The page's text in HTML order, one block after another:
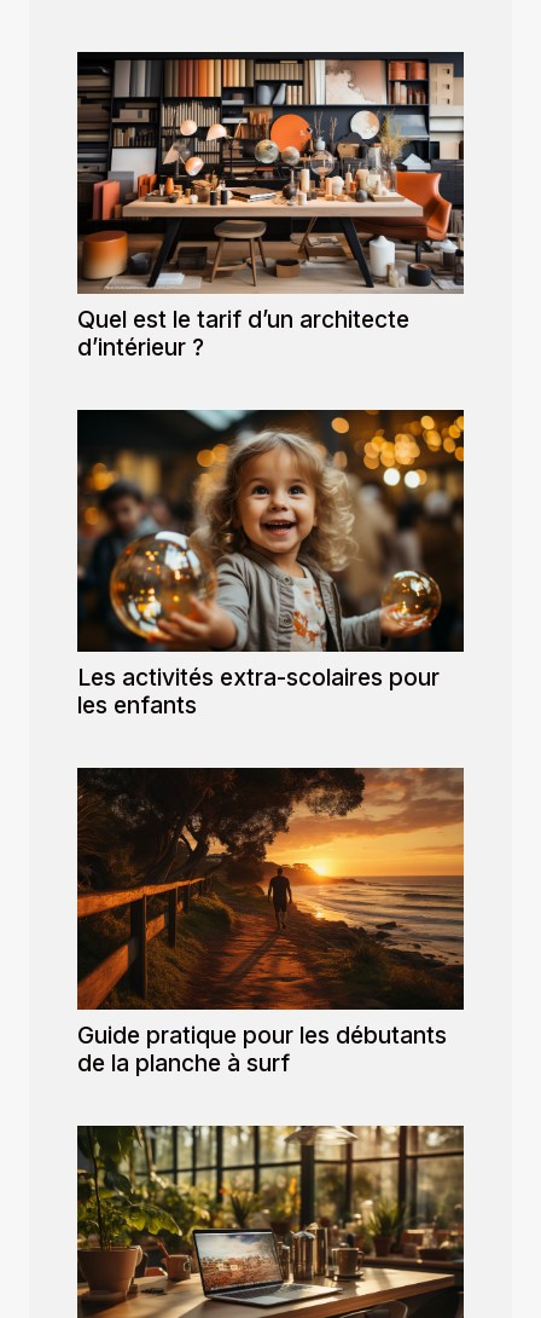
Quel est le tarif d’un architecte
d’intérieur ?
Les activités extra-scolaires pour
les enfants
Guide pratique pour les débutants
de la planche à surf